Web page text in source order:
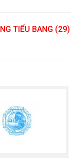
TIỂU BANG (29)